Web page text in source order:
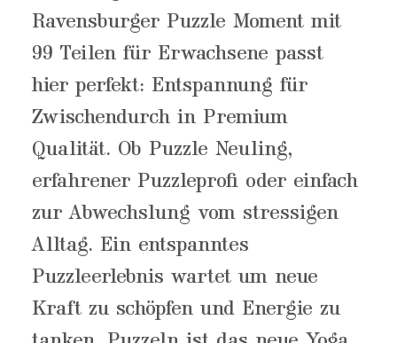
Ravensburger Puzzle Moment mit
99 Teilen für Erwachsene passt
hier perfekt: Entspannung für
Zwischendurch in Premium
Qualität. Ob Puzzle Neuling,
erfahrener Puzzleprofi oder einfach
zur Abwechslung vom stressigen
Alltag. Ein entspanntes
Puzzleerlebnis wartet um neue
Kraft zu schöpfen und Energie zu